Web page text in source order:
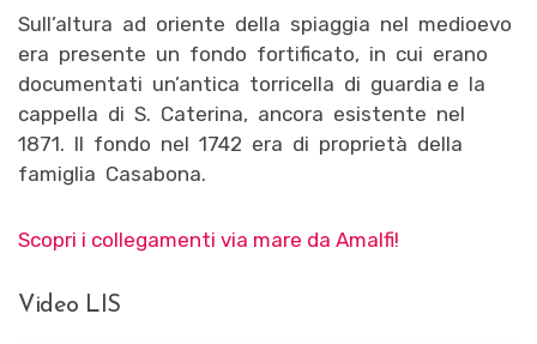
Sull’altura ad oriente della spiaggia nel medioevo
era presente un fondo fortificato, in cui erano
documentati un’antica torricella di guardia e la
cappella di S. Caterina, ancora esistente nel
1871. Il fondo nel 1742 era di proprietà della
famiglia Casabona.
Scopri i collegamenti via mare da Amalfi!
Video LIS